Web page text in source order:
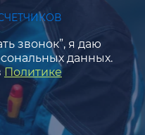
звонок”, я даю
данных.
Политике